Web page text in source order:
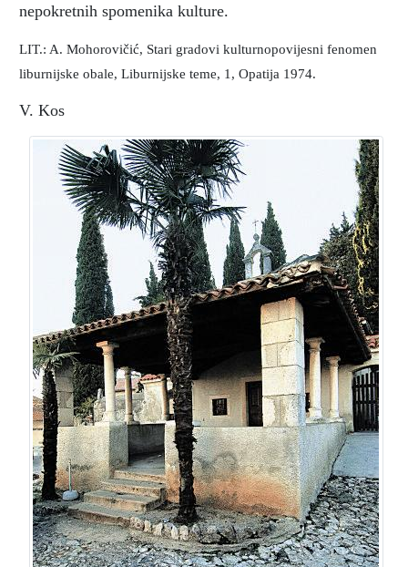
nepokretnih spomenika kulture.
LIT.: A. Mohorovičić, Stari gradovi kulturnopovijesni fenomen
liburnijske obale, Liburnijske teme, 1, Opatija 1974.
V. Kos